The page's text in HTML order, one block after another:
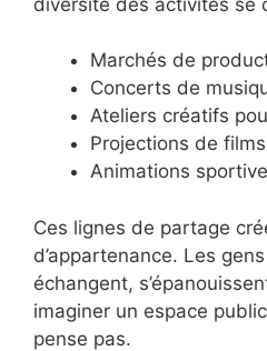
Marchés de
Concerts de
Ateliers créatifs
Projections de
Animations
Ces lignes de partage
d’appartenance. Les
échangent,
imaginer un espace
pense pas.